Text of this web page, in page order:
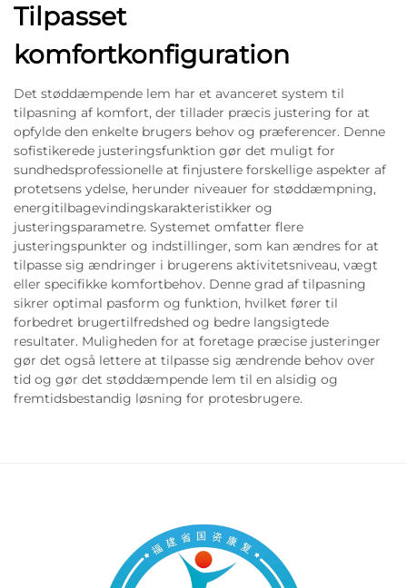
Tilpasset
komfortkonfiguration
Det støddæmpende lem har et avanceret system til
tilpasning af komfort, der tillader præcis justering for at
opfylde den enkelte brugers behov og præferencer. Denne
sofistikerede justeringsfunktion gør det muligt for
sundhedsprofessionelle at finjustere forskellige aspekter af
protetsens ydelse, herunder niveauer for støddæmpning,
energitilbagevindingskarakteristikker og
justeringsparametre. Systemet omfatter flere
justeringspunkter og indstillinger, som kan ændres for at
tilpasse sig ændringer i brugerens aktivitetsniveau, vægt
eller specifikke komfortbehov. Denne grad af tilpasning
sikrer optimal pasform og funktion, hvilket fører til
forbedret brugertilfredshed og bedre langsigtede
resultater. Muligheden for at foretage præcise justeringer
gør det også lettere at tilpasse sig ændrende behov over
tid og gør det støddæmpende lem til en alsidig og
fremtidsbestandig løsning for protesbrugere.